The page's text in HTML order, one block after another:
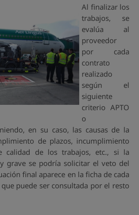
Al finalizar los
trabajos, se
evalúa al
proveedor
por cada
contrato
realizado
según el
siguiente
criterio APTO
o
en su caso, las causas de la
de plazos, incumplimiento
calidad de los trabajos, etc., si la
grave se podría solicitar el veto del
final aparece en la ficha de cada
puede ser consultada por el resto